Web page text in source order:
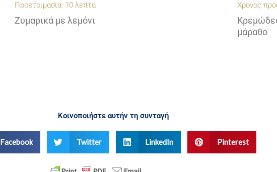
Προετοιμασία: 10 λεπτά
Ζυμαρικά με λεμόνι
Χρόνος
μάραθο
Κοινοποιήστε αυτήν τη συνταγή
Facebook Twitter LinkedIn Pinterest